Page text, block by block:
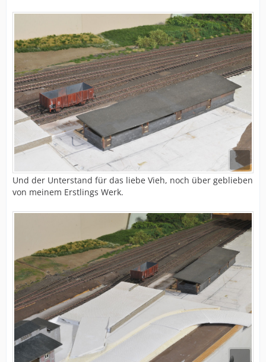
Und der Unterstand für das liebe Vieh, noch über geblieben
von meinem Erstlings Werk.